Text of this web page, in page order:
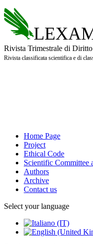
Rivista Trimestrale di
Rivista classificata scientifica e di
Home Page
Project
Ethical Code
Scientific Committee
Authors
Archive
Contact us
Select your language